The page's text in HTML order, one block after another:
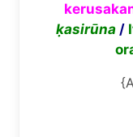
ḳasirūna /